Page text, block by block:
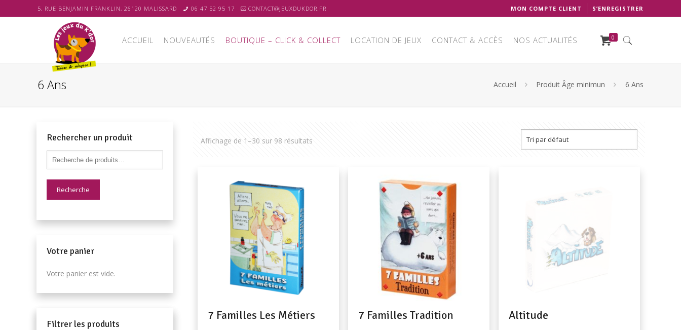
5, RUE BENJAMIN FRANKLIN, 26120 MALISSARD 06 47 52 95 17 CONTACT@JEUXDUKDOR.FR MON COMPTE CLIENT S’ENREGISTRER
ACCUEIL NOUVEAUTÉS BOUTIQUE – CLICK & COLLECT LOCATION DE JEUX CONTACT & ACCÈS NOS ACTUALITÉS 0
6 Ans Accueil Produit Âge minimun 6 Ans
Affichage de 1–30 sur 98 résultats
7 Familles Les Métiers 7 Familles Tradition Altitude
Rechercher un produit
Recherche
Votre panier
Votre panier est vide.
Filtrer les produits